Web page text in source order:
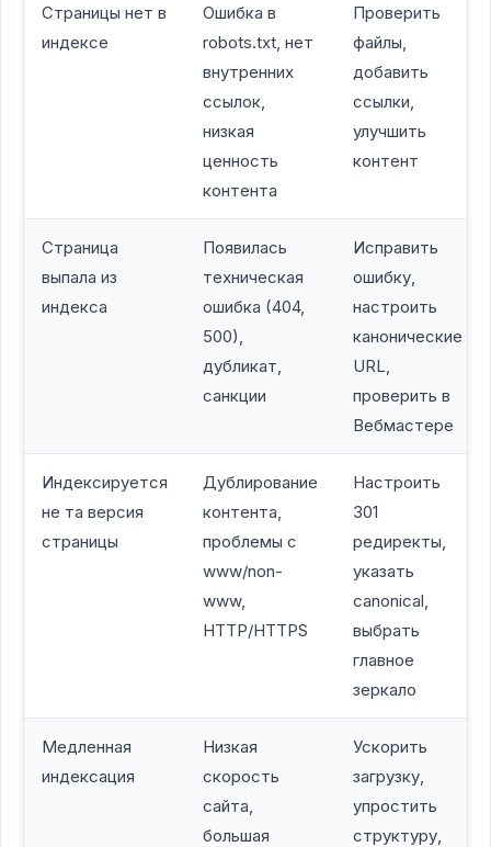
Страницы нет в
индексе
Ошибка в
robots.txt, нет
внутренних
ссылок,
низкая
ценность
контента
Проверить
файлы,
добавить
ссылки,
улучшить
контент
Страница
выпала из
индекса
Появилась
техническая
ошибка (404,
500),
дубликат,
санкции
Исправить
ошибку,
настроить
канонические
URL,
проверить в
Вебмастере
Индексируется
не та версия
страницы
Дублирование
контента,
проблемы с
www/non-
www,
HTTP/HTTPS
Настроить
301
редиректы,
указать
canonical,
выбрать
главное
зеркало
Медленная
индексация
Низкая
скорость
сайта,
большая
Ускорить
загрузку,
упростить
структуру,